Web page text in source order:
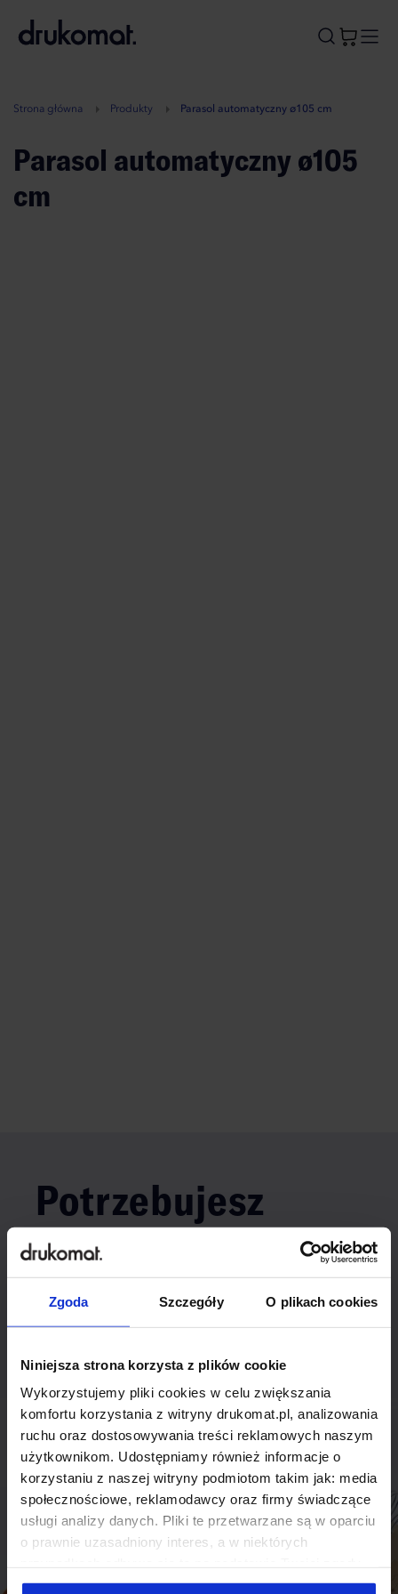
Zgoda Szczegóły O plikach cookies
Niniejsza strona korzysta z plików cookie
Wykorzystujemy pliki cookies w celu zwiększania
komfortu korzystania z witryny drukomat.pl, analizowania
ruchu oraz dostosowywania treści reklamowych naszym
użytkownikom. Udostępniamy również informacje o
korzystaniu z naszej witryny podmiotom takim jak: media
społecznościowe, reklamodawcy oraz firmy świadczące
usługi analizy danych. Pliki te przetwarzane są w oparciu
o prawnie uzasadniony interes, a w niektórych
Niektóre z plików cookies dostarczane i przetwarzane są
A
Strona główna Produkty Parasol automatyczny ø105 cm
Parasol automatyczny ø105
cm
Potrzebujesz
indywidualnego
rozwiązania?
Odezwij się do nas, aby omówić
produkt niestandardowy.
Skontaktuj się